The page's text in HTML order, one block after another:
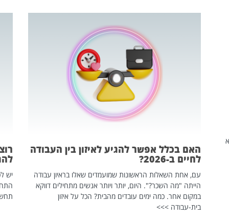
האם בכלל אפשר להגיע לאיזון בין העבודה
לחיים ב-2026?
עם, אחת השאלות הראשונות שמועמדים שאלו בראיון עבודה
הייתה "מה השכר?". היום, יותר ויותר אנשים מתחילים דווקא
במקום אחר. כמה ימים עובדים מהבית? הכל על איזון
בית-עבודה >>>
יש